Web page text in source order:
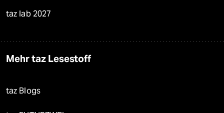
taz lab 2027
Mehr taz Lesestoff
taz Blogs